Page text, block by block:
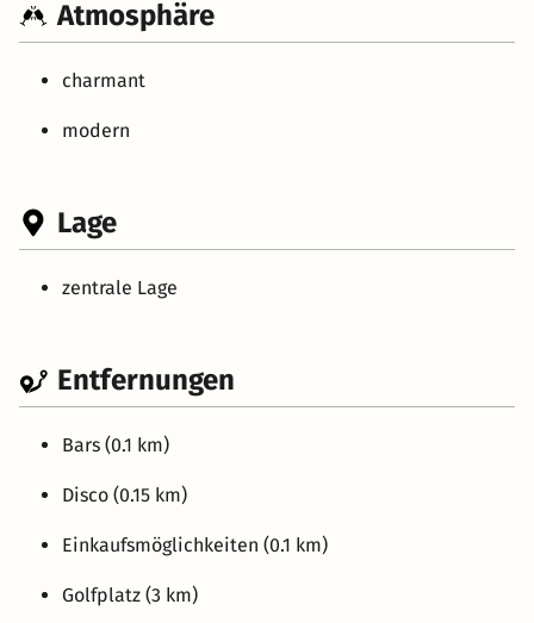
Atmosphäre
charmant
modern
Lage
zentrale Lage
Entfernungen
Bars (0.1 km)
Disco (0.15 km)
Einkaufsmöglichkeiten (0.1 km)
Golfplatz (3 km)